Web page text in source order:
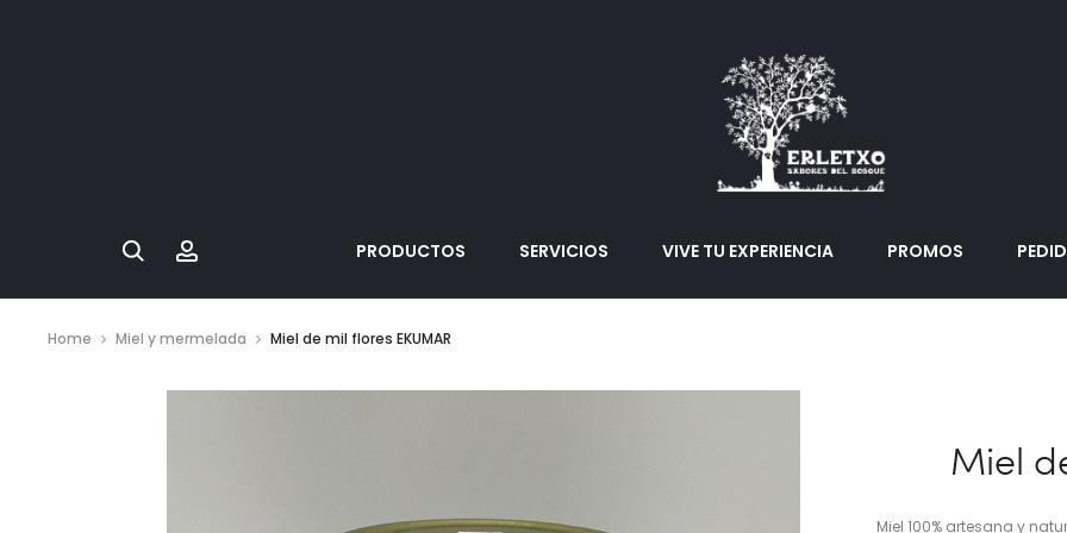
Search PRODUCTOS SERVICIOS VIVE TU EXPERIENCIA PROMOS
Home Miel y mermelada Miel de mil flores EKUMAR
Miel
Miel 100% artesana y